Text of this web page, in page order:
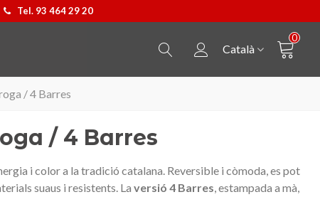
Tel. 93 464 29 20
Català
0
/ 4 Barres
/ 4 Barres
i color a la tradició catalana. Reversible i còmoda, es pot
suaus i resistents. La versió 4 Barres, estampada a mà,